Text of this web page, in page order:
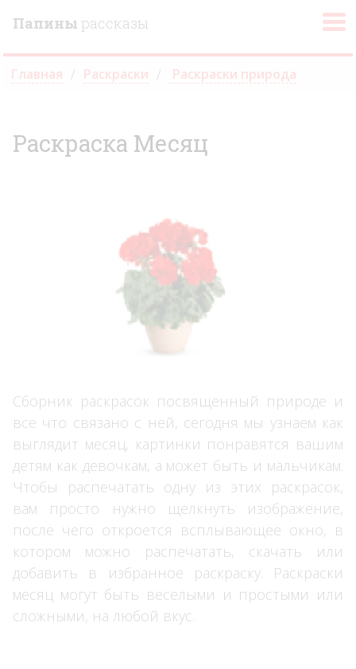
Папины рассказы
Главная Раскраски Раскраски природа
Раскраска Месяц
Сборник раскрасок посвященный природе и
все что связано с ней, сегодня мы узнаем как
выглядит месяц, картинки понравятся вашим
детям как девочкам, а может быть и мальчикам.
Чтобы распечатать одну из этих раскрасок,
вам просто нужно щелкнуть изображение,
после чего откроется всплывающее окно, в
котором можно распечатать, скачать или
добавить в избранное раскраску. Раскраски
месяц могут быть веселыми и простыми или
сложными, на любой вкус.